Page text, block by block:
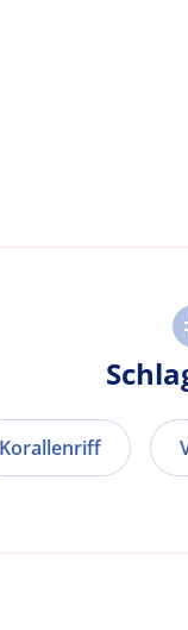
Korallenriff